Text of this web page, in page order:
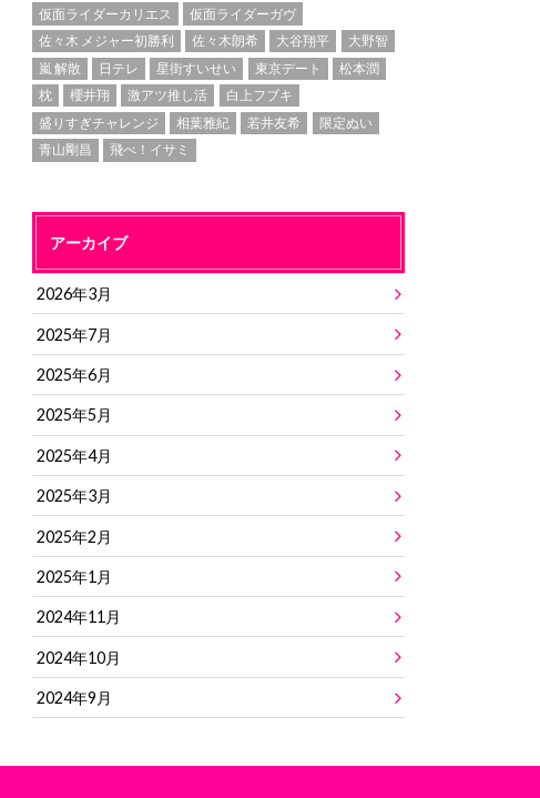
仮面ライダーカリエス
仮面ライダーガヴ
佐々木 メジャー初勝利
佐々木朗希 大谷翔平
大野智
嵐 解散
日テレ 星街すいせい 東京デート
松本潤
枕
櫻井翔 激アツ推し活
白上フブキ
盛りすぎチャレンジ
相葉雅紀 若井友希
限定ぬい
青山剛昌
飛べ！イサミ
アーカイブ
2026年3月
2025年7月
2025年6月
2025年5月
2025年4月
2025年3月
2025年2月
2025年1月
2024年11月
2024年10月
2024年9月